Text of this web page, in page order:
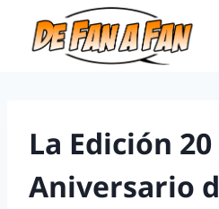
La Edición 20
Aniversario